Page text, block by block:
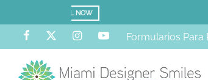
Formularios Para